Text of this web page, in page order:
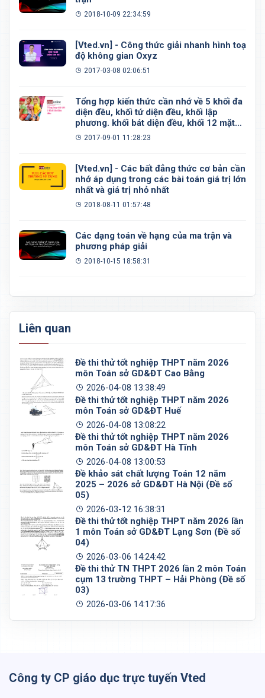
2018-10-09 22:34:59
[Vted.vn] - Công thức giải nhanh hình toạ
độ không gian Oxyz
2017-03-08 02:06:51
Tổng hợp kiến thức cần nhớ về 5 khối đa
diện đều, khối tứ diện đều, khối lập
phương. khối bát diện đều, khối 12 mặt
đều, khối 20 mặt đều
2017-09-01 11:28:23
[Vted.vn] - Các bất đẳng thức cơ bản cần
nhớ áp dụng trong các bài toán giá trị lớn
nhất và giá trị nhỏ nhất
2018-08-11 01:57:48
Các dạng toán về hạng của ma trận và
phương pháp giải
2018-10-15 18:58:31
Liên quan
Đề thi thử tốt nghiệp THPT năm 2026
môn Toán sở GD&ĐT Cao Bằng
2026-04-08 13:38:49
Đề thi thử tốt nghiệp THPT năm 2026
môn Toán sở GD&ĐT Huế
2026-04-08 13:08:22
Đề thi thử tốt nghiệp THPT năm 2026
môn Toán sở GD&ĐT Hà Tĩnh
2026-04-08 13:00:53
Đề khảo sát chất lượng Toán 12 năm
2025 – 2026 sở GD&ĐT Hà Nội (Đề số
05)
2026-03-12 16:38:31
Đề thi thử tốt nghiệp THPT năm 2026 lần
1 môn Toán sở GD&ĐT Lạng Sơn (Đề số
04)
2026-03-06 14:24:42
Đề thi thử TN THPT 2026 lần 2 môn Toán
cụm 13 trường THPT – Hải Phòng (Đề số
03)
2026-03-06 14:17:36
Công ty CP giáo dục trực tuyến Vted